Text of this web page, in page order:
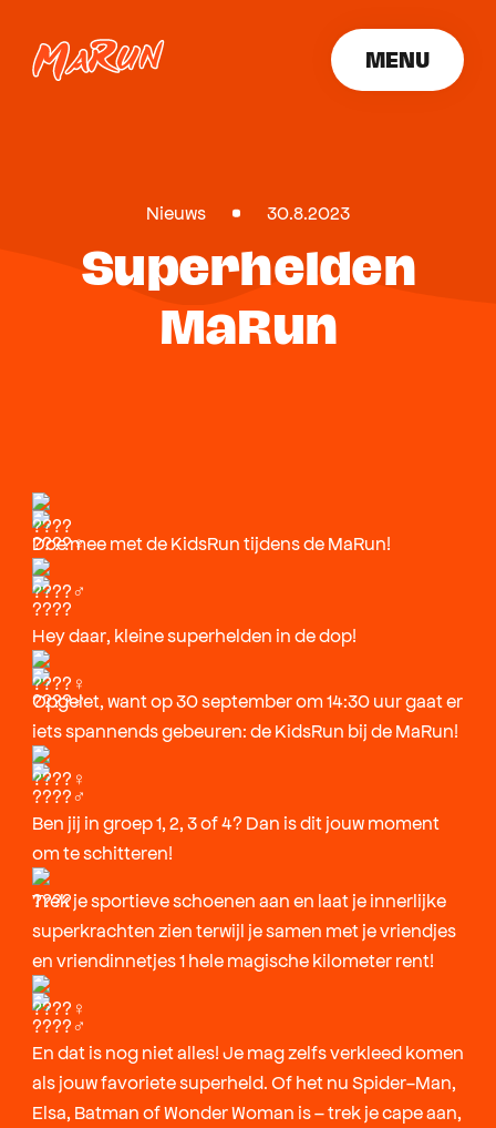
MENU
Nieuws 30.8.2023
Superhelden
MaRun
Doe mee met de KidsRun tijdens de MaRun!
Hey daar, kleine superhelden in de dop!
Opgelet, want op 30 september om 14:30 uur gaat er
iets spannends gebeuren: de KidsRun bij de MaRun!
Ben jij in groep 1, 2, 3 of 4? Dan is dit jouw moment
om te schitteren!
Trek je sportieve schoenen aan en laat je innerlijke
superkrachten zien terwijl je samen met je vriendjes
en vriendinnetjes 1 hele magische kilometer rent!
En dat is nog niet alles! Je mag zelfs verkleed komen
als jouw favoriete superheld. Of het nu Spider-Man,
Elsa, Batman of Wonder Woman is – trek je cape aan,